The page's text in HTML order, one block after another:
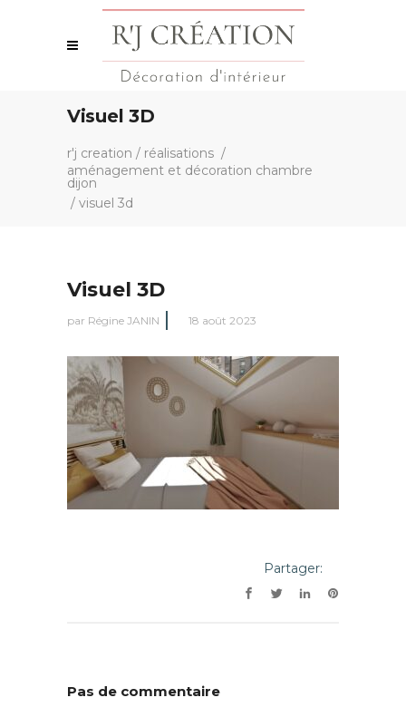
Visuel 3D
r'j creation / réalisations /
aménagement et décoration chambre
dijon
/ visuel 3d
Visuel 3D
par Régine JANIN 18 août 2023
Partager:
Pas de commentaire